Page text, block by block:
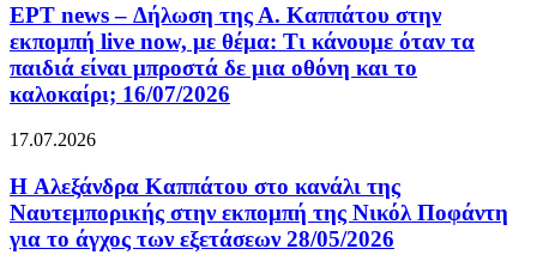
ΕΡΤ news – Δήλωση της Α. Καππάτου στην
εκπομπή live now, με θέμα: Τι κάνουμε όταν τα
παιδιά είναι μπροστά δε μια οθόνη και το
καλοκαίρι; 16/07/2026
17.07.2026
H Αλεξάνδρα Καππάτου στο κανάλι της
Ναυτεμπορικής στην εκπομπή της Νικόλ Ποφάντη
για το άγχος των εξετάσεων 28/05/2026